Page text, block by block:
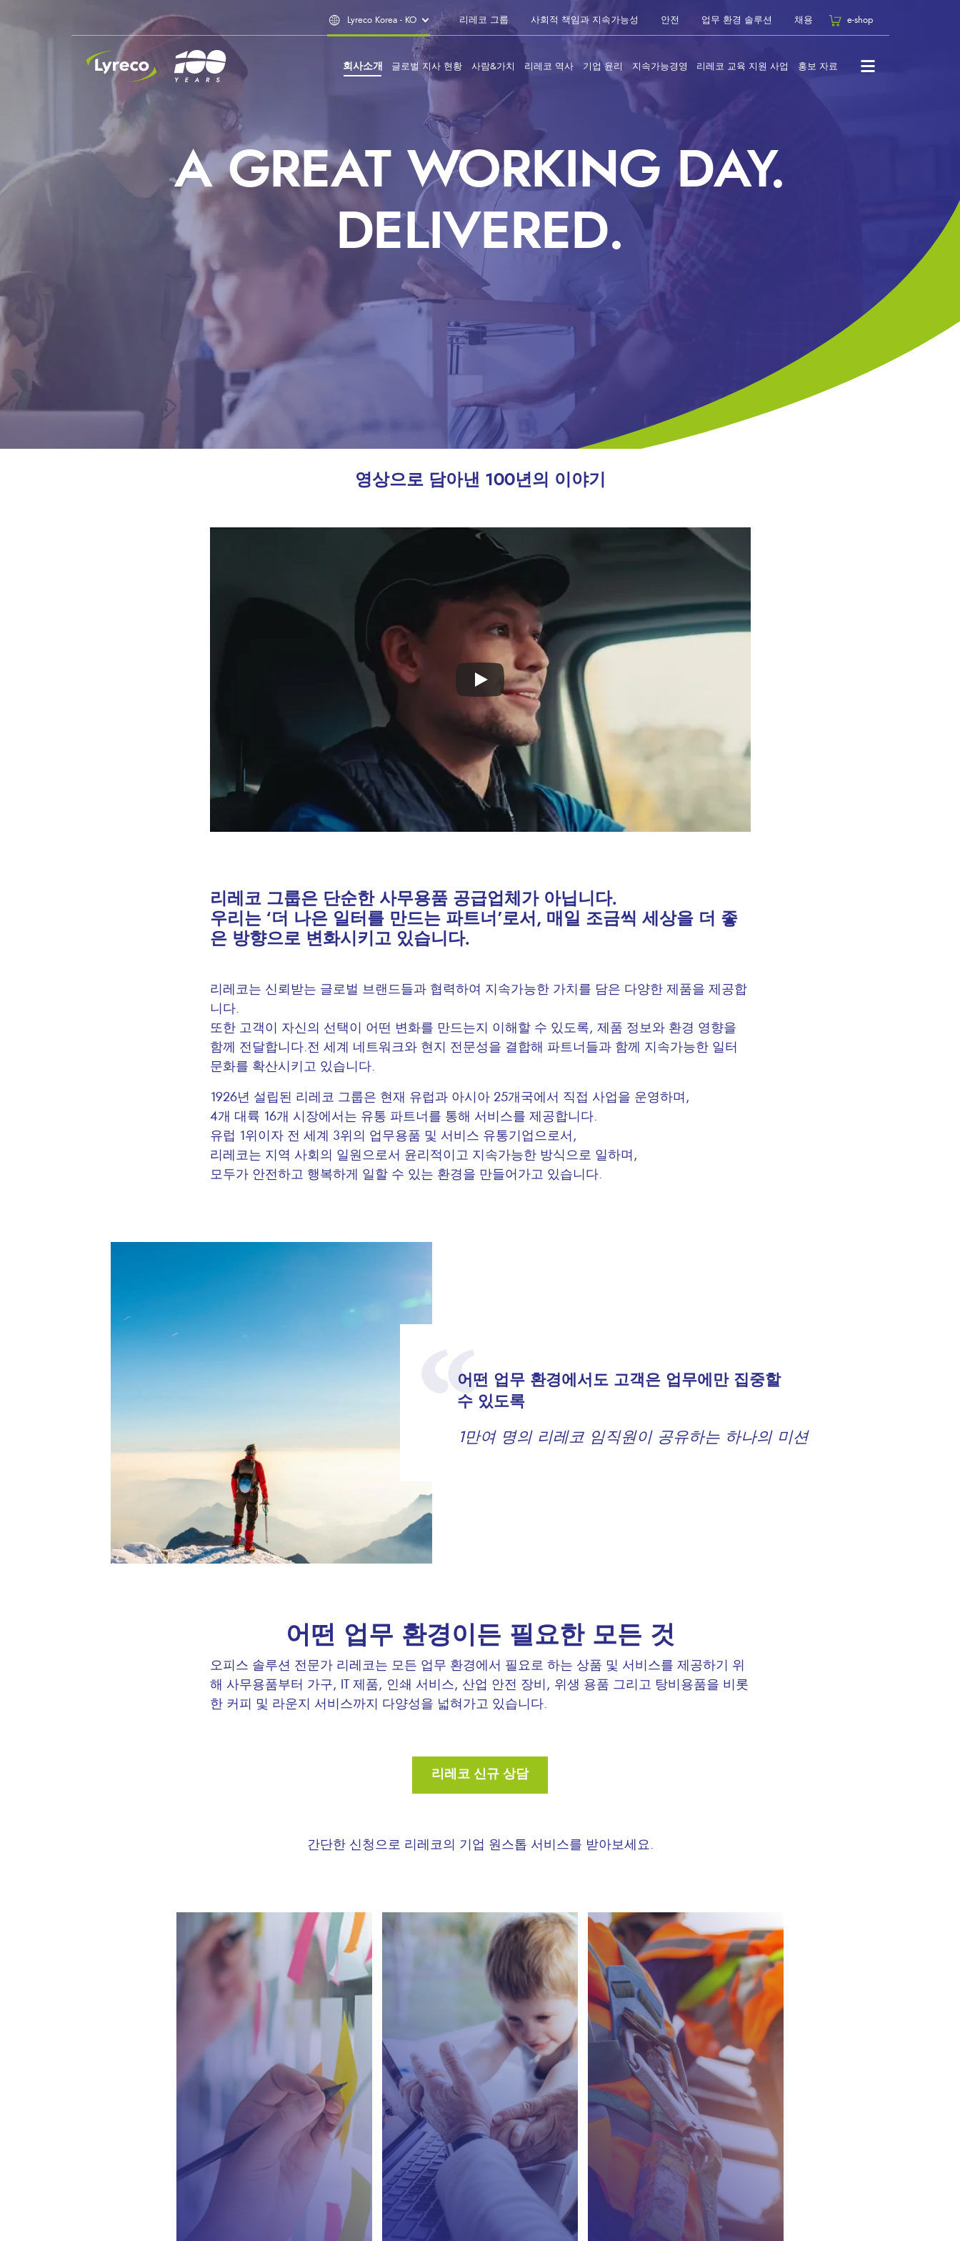
Lyreco Korea - KO 리레코 그룹 사회적 책임과 지속가능성 안전 업무 환경 솔루션 채용 e-shop
회사소개 글로벌 지사 현황 사람&가치 리레코 역사 기업 윤리 지속가능경영 리레코 교육 지원 사업 홍보 자료
INSIDE LYRECO
A GREAT WORKING DAY.
DELIVERED.
영상으로 담아낸 100년의 이야기
리레코 그룹은 단순한 사무용품 공급업체가 아닙니다.
우리는 ‘더 나은 일터를 만드는 파트너’로서, 매일 조금씩 세상을 더 좋
은 방향으로 변화시키고 있습니다.
리레코는 신뢰받는 글로벌 브랜드들과 협력하여 지속가능한 가치를 담은 다양한 제품을 제공합
니다.
또한 고객이 자신의 선택이 어떤 변화를 만드는지 이해할 수 있도록, 제품 정보와 환경 영향을
함께 전달합니다.전 세계 네트워크와 현지 전문성을 결합해 파트너들과 함께 지속가능한 일터
문화를 확산시키고 있습니다.
1926년 설립된 리레코 그룹은 현재 유럽과 아시아 25개국에서 직접 사업을 운영하며,
4개 대륙 16개 시장에서는 유통 파트너를 통해 서비스를 제공합니다.
유럽 1위이자 전 세계 3위의 업무용품 및 서비스 유통기업으로서,
리레코는 지역 사회의 일원으로서 윤리적이고 지속가능한 방식으로 일하며,
모두가 안전하고 행복하게 일할 수 있는 환경을 만들어가고 있습니다.
어떤 업무 환경에서도 고객은 업무에만 집중할
수 있도록
1만여 명의 리레코 임직원이 공유하는 하나의 미션
어떤 업무 환경이든 필요한 모든 것
오피스 솔루션 전문가 리레코는 모든 업무 환경에서 필요로 하는 상품 및 서비스를 제공하기 위
해 사무용품부터 가구, IT 제품, 인쇄 서비스, 산업 안전 장비, 위생 용품 그리고 탕비용품을 비롯
한 커피 및 라운지 서비스까지 다양성을 넓혀가고 있습니다.
리레코 신규 상담
간단한 신청으로 리레코의 기업 원스톱 서비스를 받아보세요.